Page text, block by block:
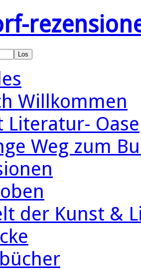
Willkommen
Literatur- Oase
Weg zum
der Kunst &